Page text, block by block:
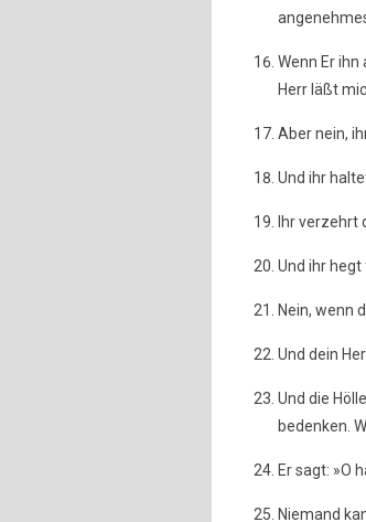
Wenn Er
Herr läßt
Aber nein,
Und ihr
Ihr verzehrt
Und ihr hegt
Nein, wenn
Und dein
Und die
bedenken.
Er sagt: »O
Niemand